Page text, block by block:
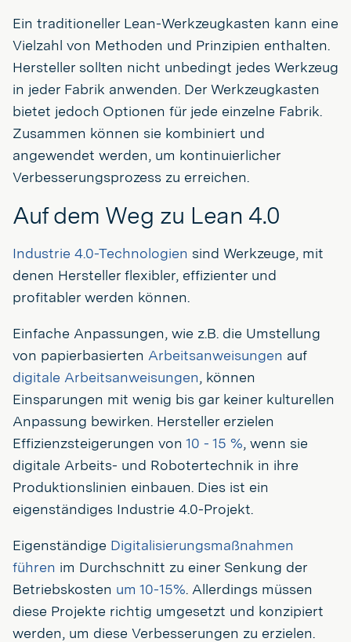
Ein traditioneller Lean-Werkzeugkasten kann eine
Vielzahl von Methoden und Prinzipien enthalten.
Hersteller sollten nicht unbedingt jedes Werkzeug
in jeder Fabrik anwenden. Der Werkzeugkasten
bietet jedoch Optionen für jede einzelne Fabrik.
Zusammen können sie kombiniert und
angewendet werden, um kontinuierlicher
Verbesserungsprozess zu erreichen.
Auf dem Weg zu Lean 4.0
Industrie 4.0-Technologien sind Werkzeuge, mit
denen Hersteller flexibler, effizienter und
profitabler werden können.
Einfache Anpassungen, wie z.B. die Umstellung
von papierbasierten Arbeitsanweisungen auf
digitale Arbeitsanweisungen, können
Einsparungen mit wenig bis gar keiner kulturellen
Anpassung bewirken. Hersteller erzielen
Effizienzsteigerungen von 10 - 15 %, wenn sie
digitale Arbeits- und Robotertechnik in ihre
Produktionslinien einbauen. Dies ist ein
eigenständiges Industrie 4.0-Projekt.
Eigenständige Digitalisierungsmaßnahmen
führen im Durchschnitt zu einer Senkung der
Betriebskosten um 10-15%. Allerdings müssen
diese Projekte richtig umgesetzt und konzipiert
werden, um diese Verbesserungen zu erzielen.